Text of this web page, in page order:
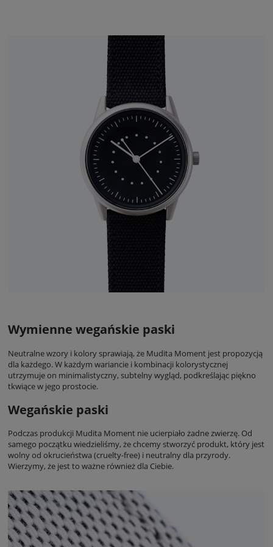
Wymienne wegańskie paski
Neutralne wzory i kolory sprawiają, że Mudita Moment jest propozycją
dla każdego. W każdym wariancie i kombinacji kolorystycznej
utrzymuje on minimalistyczny, subtelny wygląd, podkreślając piękno
tkwiące w jego prostocie.
Wegańskie paski
Podczas produkcji Mudita Moment nie ucierpiało żadne zwierzę. Od
samego początku wiedzieliśmy, że chcemy stworzyć produkt, który jest
wolny od okrucieństwa (cruelty-free) i neutralny dla przyrody.
Wierzymy, że jest to ważne również dla Ciebie.